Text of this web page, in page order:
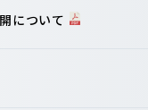
について